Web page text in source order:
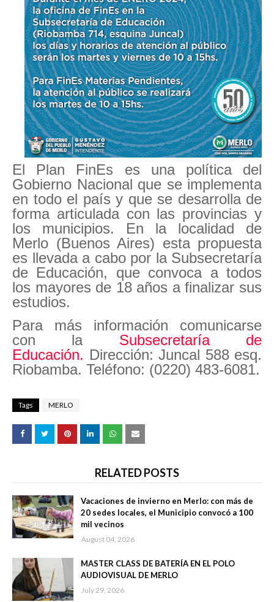
El Plan FinEs es una política del
Gobierno Nacional que se implementa
en todo el país y que se desarrolla de
forma articulada con las provincias y
los municipios. En la localidad de
Merlo (Buenos Aires) esta propuesta
es llevada a cabo por la Subsecretaría
de Educación, que convoca a todos
los mayores de 18 años a finalizar sus
estudios.
Para más información comunicarse
con la Subsecretaría de
Educación. Dirección: Juncal 588 esq.
Riobamba. Teléfono: (0220) 483-6081.
Tags MERLO
RELATED POSTS
Vacaciones de invierno en Merlo: con más de
20 sedes locales, el Municipio convocó a 100
mil vecinos
August 04, 2026
MASTER CLASS DE BATERÍA EN EL POLO
AUDIOVISUAL DE MERLO
July 29, 2026